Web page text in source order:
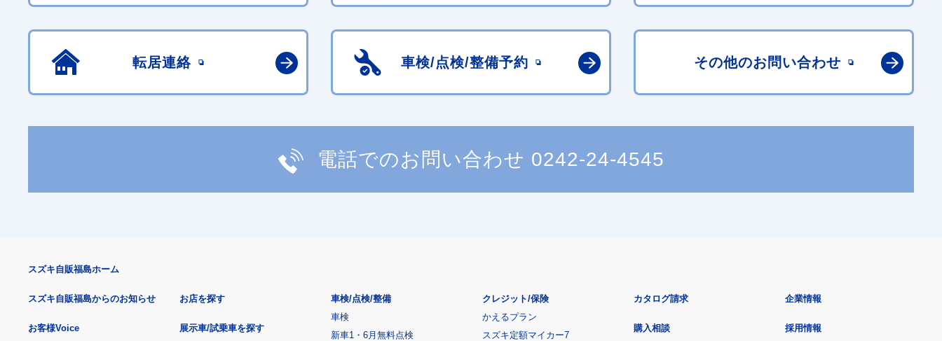
転居連絡 車検/点検/整備予約 その他のお問い合わせ
電話でのお問い合わせ 0242-24-4545
スズキ自販福島ホーム
スズキ自販福島からのお知らせ
お客様Voice
お店を探す
展示車/試乗車を探す
車検/点検/整備
車検
新車1・6月無料点検
クレジット/保険
かえるプラン
スズキ定額マイカー7
カタログ請求
購入相談
企業情報
採用情報